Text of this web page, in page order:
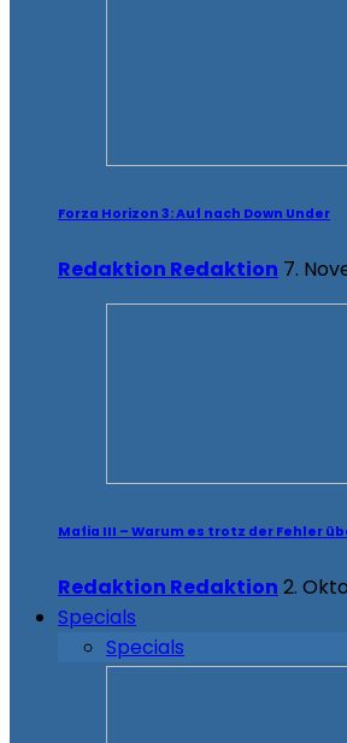
Forza Horizon 3: Auf nach Down Under
Redaktion Redaktion 7.
Mafia III – Warum es trotz der Fehler
Redaktion Redaktion 2.
Specials
Specials